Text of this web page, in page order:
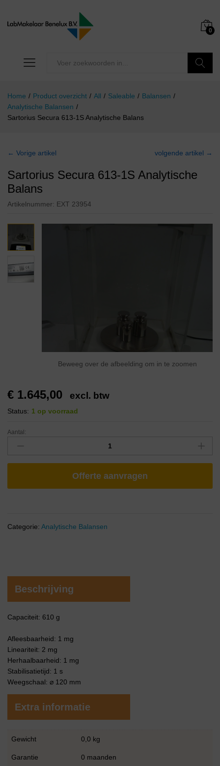
0
Home / Product overzicht / All / Saleable / Balansen /
Analytische Balansen /
Sartorius Secura 613-1S Analytische Balans
← Vorige artikel volgende artikel →
Sartorius Secura 613-1S Analytische
Balans
Artikelnummer: EXT 23954
Beweeg over de afbeelding om in te zoomen
€ 1.645,00 excl. btw
Status: 1 op voorraad
Aantal:
Offerte aanvragen
Categorie: Analytische Balansen
Beschrijving
Capaciteit: 610 g
Afleesbaarheid: 1 mg
Lineariteit: 2 mg
Herhaalbaarheid: 1 mg
Stabilisatietijd: 1 s
Weegschaal: ⌀ 120 mm
Extra informatie
Gewicht 0,0 kg
Garantie 0 maanden